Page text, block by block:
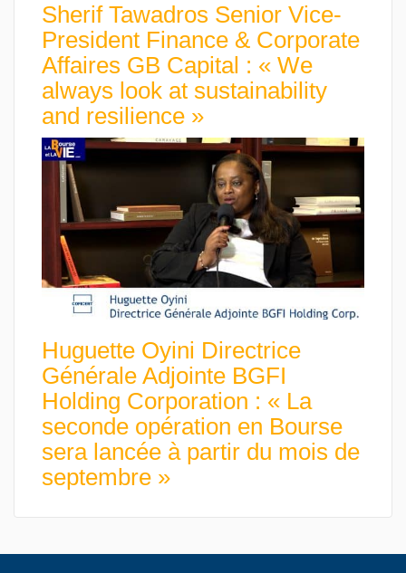
Sherif Tawadros Senior Vice-
President Finance & Corporate
Affaires GB Capital : « We
always look at sustainability
and resilience »
Huguette Oyini Directrice
Générale Adjointe BGFI
Holding Corporation : « La
seconde opération en Bourse
sera lancée à partir du mois de
septembre »